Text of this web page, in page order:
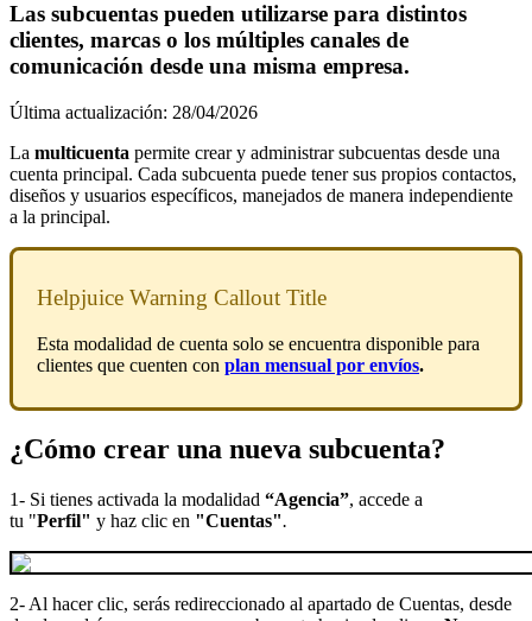
Las subcuentas pueden utilizarse para distintos
clientes, marcas o los múltiples canales de
comunicación desde una misma empresa.
Última actualización: 28/04/2026
La multicuenta permite crear y administrar subcuentas desde una
cuenta principal. Cada subcuenta puede tener sus propios contactos,
diseños y usuarios específicos, manejados de manera independiente
a la principal.
Helpjuice Warning Callout Title
Esta modalidad de cuenta solo se encuentra disponible para
clientes que cuenten con plan mensual por envíos.
¿Cómo crear una nueva subcuenta?
1- Si tienes activada la modalidad “Agencia”, accede a
tu "Perfil" y haz clic en "Cuentas".
2- Al hacer clic, serás redireccionado al apartado de Cuentas, desde